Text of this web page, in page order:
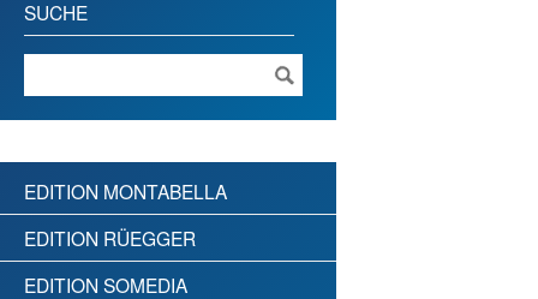
SUCHE
EDITION MONTABELLA
EDITION RÜEGGER
EDITION SOMEDIA